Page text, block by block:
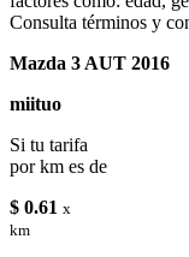
Consulta términos y
Mazda 3 AUT 2016
miituo
Si tu tarifa
por km es de
$ 0.61 x
km